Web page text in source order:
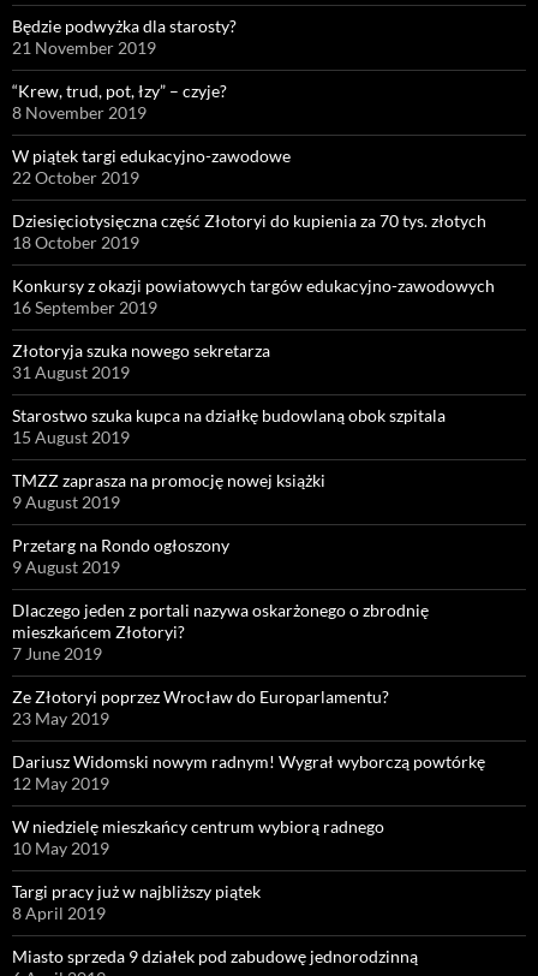
Będzie podwyżka dla starosty?
21 November 2019
“Krew, trud, pot, łzy” – czyje?
8 November 2019
W piątek targi edukacyjno-zawodowe
22 October 2019
Dziesięciotysięczna część Złotoryi do kupienia za 70 tys. złotych
18 October 2019
Konkursy z okazji powiatowych targów edukacyjno-zawodowych
16 September 2019
Złotoryja szuka nowego sekretarza
31 August 2019
Starostwo szuka kupca na działkę budowlaną obok szpitala
15 August 2019
TMZZ zaprasza na promocję nowej książki
9 August 2019
Przetarg na Rondo ogłoszony
9 August 2019
Dlaczego jeden z portali nazywa oskarżonego o zbrodnię
mieszkańcem Złotoryi?
7 June 2019
Ze Złotoryi poprzez Wrocław do Europarlamentu?
23 May 2019
Dariusz Widomski nowym radnym! Wygrał wyborczą powtórkę
12 May 2019
W niedzielę mieszkańcy centrum wybiorą radnego
10 May 2019
Targi pracy już w najbliższy piątek
8 April 2019
Miasto sprzeda 9 działek pod zabudowę jednorodzinną